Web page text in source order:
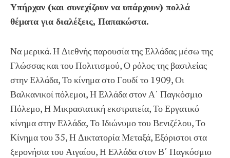
Υπήρχαν (και συνεχίζουν να υπάρχουν) πολλά
θέματα για διαλέξεις, Παπακώστα.
Να μερικά. Η Διεθνής παρουσία της Ελλάδας μέσω της
Γλώσσας και του Πολιτισμού, Ο ρόλος της βασιλείας
στην Ελλάδα, Το κίνημα στο Γουδί το 1909, Οι
Βαλκανικοί πόλεμοι, Η Ελλάδα στον Α΄ Παγκόσμιο
Πόλεμο, Η Μικρασιατική εκστρατεία, Το Εργατικό
κίνημα στην Ελλάδα, Το Ιδιώνυμο του Βενιζέλου, Το
Κίνημα του 35, Η Δικτατορία Μεταξά, Εξόριστοι στα
ξερονήσια του Αιγαίου, Η Ελλάδα στον Β΄ Παγκόσμιο